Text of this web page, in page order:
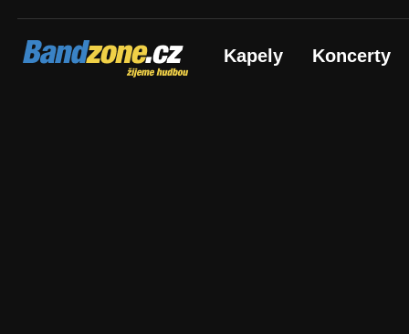
Bandzone.cz
žijeme hudbou Kapely Koncerty